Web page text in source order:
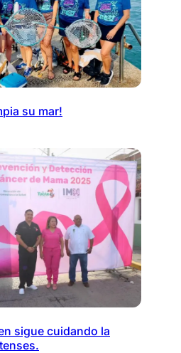
su mar!
sigue cuidando la